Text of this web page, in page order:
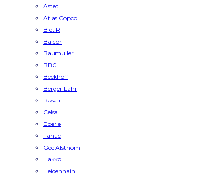
Astec
Atlas Copco
B et R
Baldor
Baumuller
BBC
Beckhoff
Berger Lahr
Bosch
Celsa
Eberle
Fanuc
Gec Alsthom
Hakko
Heidenhain